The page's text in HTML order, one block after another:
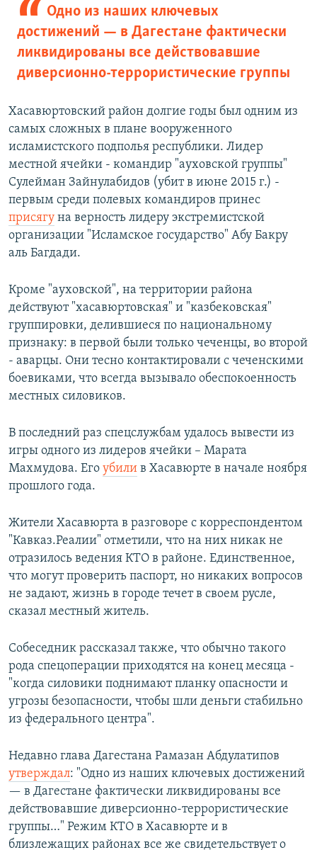
Одно из наших ключевых
достижений — в Дагестане фактически
ликвидированы все действовавшие
диверсионно-террористические группы
Хасавюртовский район долгие годы был одним из
самых сложных в плане вооруженного
исламистского подполья республики. Лидер
местной ячейки - командир "ауховской группы"
Сулейман Зайнулабидов (убит в июне 2015 г.) -
первым среди полевых командиров принес
присягу на верность лидеру экстремистской
организации "Исламское государство" Абу Бакру
аль Багдади.
Кроме "ауховской", на территории района
действуют "хасавюртовская" и "казбековская"
группировки, делившиеся по национальному
признаку: в первой были только чеченцы, во второй
- аварцы. Они тесно контактировали с чеченскими
боевиками, что всегда вызывало обеспокоенность
местных силовиков.
В последний раз спецслужбам удалось вывести из
игры одного из лидеров ячейки – Марата
Махмудова. Его убили в Хасавюрте в начале ноября
прошлого года.
Жители Хасавюрта в разговоре с корреспондентом
"Кавказ.Реалии" отметили, что на них никак не
отразилось ведения КТО в районе. Единственное,
что могут проверить паспорт, но никаких вопросов
не задают, жизнь в городе течет в своем русле,
сказал местный житель.
Собеседник рассказал также, что обычно такого
рода спецоперации приходятся на конец месяца -
"когда силовики поднимают планку опасности и
угрозы безопасности, чтобы шли деньги стабильно
из федерального центра".
Недавно глава Дагестана Рамазан Абдулатипов
утверждал: "Одно из наших ключевых достижений
— в Дагестане фактически ликвидированы все
действовавшие диверсионно-террористические
группы…" Режим КТО в Хасавюрте и в
близлежащих районах все же свидетельствует о